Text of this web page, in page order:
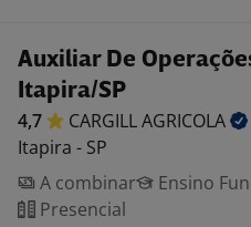
Auxiliar De
Itapira/SP
4,7 CARGILLAGRICOLA
Itapira - SP
A combinar
Ensino
Presencial